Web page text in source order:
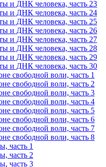
и ДНК человека, часть 23
и ДНК человека, часть 24
и ДНК человека, часть 25
и ДНК человека, часть 26
и ДНК человека, часть 27
и ДНК человека, часть 28
и ДНК человека, часть 29
и ДНК человека, часть 30
свободной воли, часть 1
свободной воли, часть 2
свободной воли, часть 3
свободной воли, часть 4
свободной воли, часть 5
свободной воли, часть 6
свободной воли, часть 7
свободной воли, часть 8
часть 1
часть 2
часть 3